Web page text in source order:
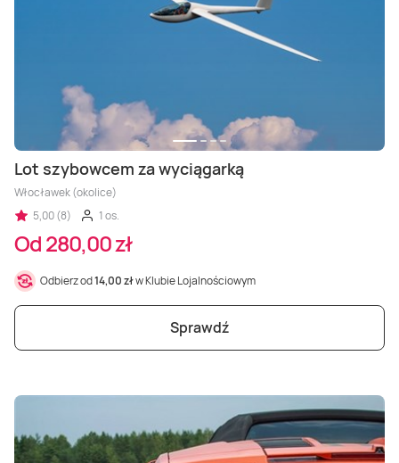
Lot szybowcem za wyciągarką
Włocławek (okolice)
5,00 (8)
1 os.
Od 280,00 zł
Odbierz od14,00 złw Klubie Lojalnościowym
Sprawdź